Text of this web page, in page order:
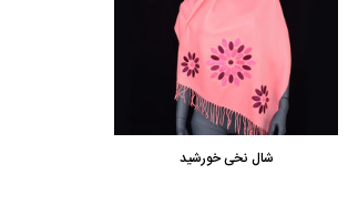
شال نخی خورشید